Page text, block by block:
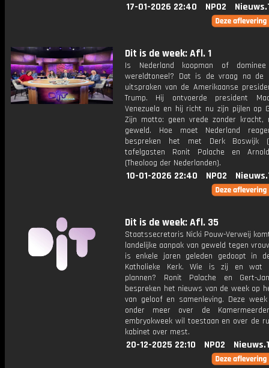
17-01-2026 22:40 NPO2
Dit is de week: Afl. 1
Is Nederland koopman of
wereldtoneel? Dat is de vraag na de
uitspraken van de Amerikaanse
Trump. Hij ontvoerde president
Venezuela en hij richt nu zijn pijlen op
Zijn motto: geen vrede zonder kracht,
geweld. Hoe moet Nederland
bespreken het met Derk Boswijk
tafelgasten Ronit Palache en
(Theoloog der Nederlanden).
10-01-2026 22:40 NPO2
Dit is de week: Afl. 35
Staatssecretaris Nicki Pouw-Verweij
landelijke aanpak van geweld tegen
is enkele jaren geleden gedoopt in
Katholieke Kerk. Wie is zij en wat
plannen? Ronit Palache en Gert-
bespreken het nieuws van de week op
van geloof en samenleving. Deze
onder meer over de
embryokweek wil toestaan en over de
kabinet over mest.
20-12-2025 22:10 NPO2